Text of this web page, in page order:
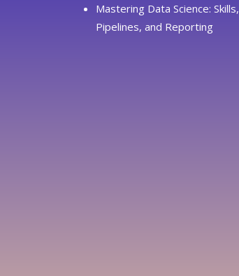
Mastering Data Science: Skills,
Pipelines, and Reporting